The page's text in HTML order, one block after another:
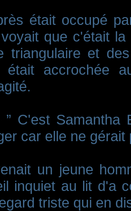
était occupé
que c'était
triangulaire et
était accrochée
” C'est
car elle ne
un jeune
inquiet au lit d'a
triste qui en